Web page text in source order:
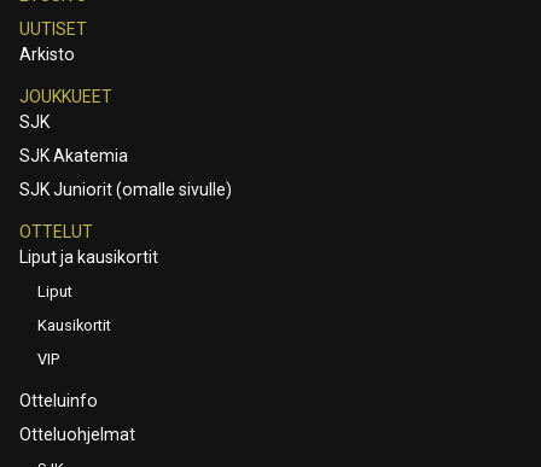
UUTISET
Arkisto
JOUKKUEET
SJK
SJK Akatemia
SJK Juniorit (omalle sivulle)
OTTELUT
Liput ja kausikortit
Liput
Kausikortit
VIP
Otteluinfo
Otteluohjelmat